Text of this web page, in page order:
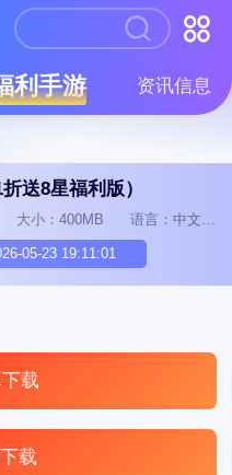
利手游 资讯信息
送8星福利版）
大小：400MB 语言：中文
05-23 19:11:01
载
载